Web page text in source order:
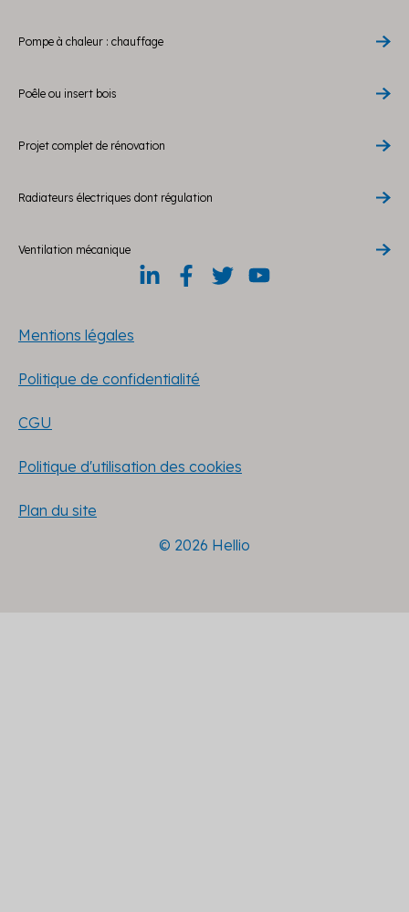
Pompe à chaleur : chauffage
Poêle ou insert bois
Projet complet de rénovation
Radiateurs électriques dont régulation
Ventilation mécanique
Mentions légales
Politique de confidentialité
CGU
Politique d'utilisation des cookies
Plan du site
© 2026 Hellio